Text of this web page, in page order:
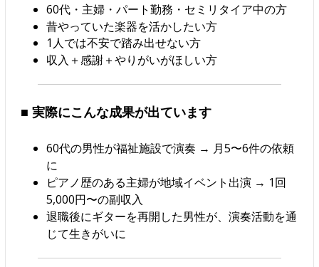
60代・主婦・パート勤務・セミリタイア中の方
昔やっていた楽器を活かしたい方
1人では不安で踏み出せない方
収入＋感謝＋やりがいがほしい方
■ 実際にこんな成果が出ています
60代の男性が福祉施設で演奏 → 月5〜6件の依頼
に
ピアノ歴のある主婦が地域イベント出演 → 1回
5,000円〜の副収入
退職後にギターを再開した男性が、演奏活動を通
じて生きがいに